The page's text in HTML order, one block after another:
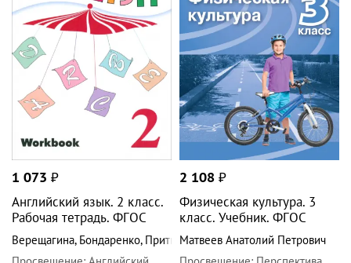
1 073 ₽
Английский язык. 2 класс.
Рабочая тетрадь. ФГОС
Верещагина, Бондаренко, Притыкина
2 108 ₽
Физическая культура. 3
класс. Учебник. ФГОС
Матвеев Анатолий Петрович